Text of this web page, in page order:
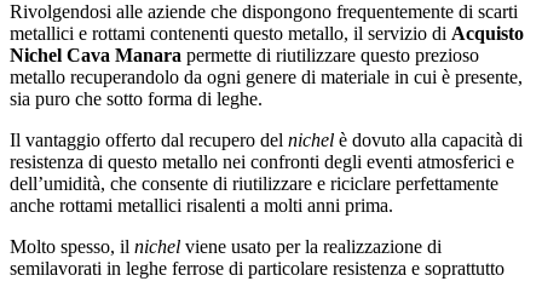
Rivolgendosi alle aziende che dispongono frequentemente di scarti
metallici e rottami contenenti questo metallo, il servizio di Acquisto
Nichel Cava Manara permette di riutilizzare questo prezioso
metallo recuperandolo da ogni genere di materiale in cui è presente,
sia puro che sotto forma di leghe.
Il vantaggio offerto dal recupero del nichel è dovuto alla capacità di
resistenza di questo metallo nei confronti degli eventi atmosferici e
dell’umidità, che consente di riutilizzare e riciclare perfettamente
anche rottami metallici risalenti a molti anni prima.
Molto spesso, il nichel viene usato per la realizzazione di
semilavorati in leghe ferrose di particolare resistenza e soprattutto